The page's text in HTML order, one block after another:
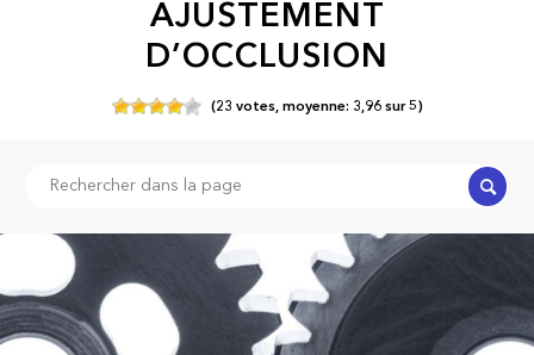
AJUSTEMENT
D’OCCLUSION
(23 votes,moyenne: 3,96sur5)